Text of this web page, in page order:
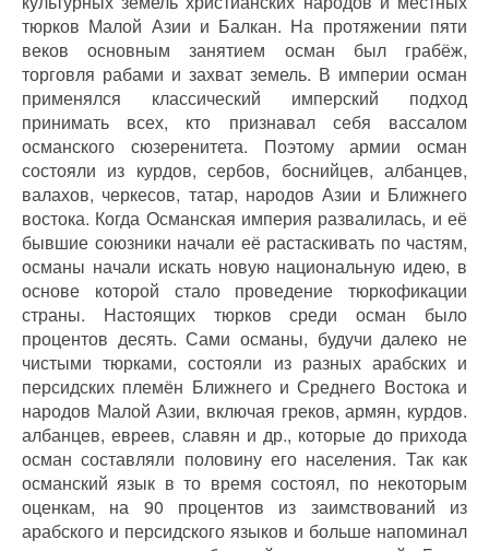
тюрков Малой Азии и Балкан. На протяжении пяти
веков основным занятием осман был грабёж,
торговля рабами и захват земель. В империи осман
применялся классический имперский подход
принимать всех, кто признавал себя вассалом
османского сюзеренитета. Поэтому армии осман
состояли из курдов, сербов, боснийцев, албанцев,
валахов, черкесов, татар, народов Азии и Ближнего
востока. Когда Османская империя развалилась, и её
бывшие союзники начали её растаскивать по частям,
османы начали искать новую национальную идею, в
основе которой стало проведение тюркофикации
страны. Настоящих тюрков среди осман было
процентов десять. Сами османы, будучи далеко не
чистыми тюрками, состояли из разных арабских и
персидских племён Ближнего и Среднего Востока и
народов Малой Азии, включая греков, армян, курдов.
албанцев, евреев, славян и др., которые до прихода
осман составляли половину его населения. Так как
османский язык в то время состоял, по некоторым
оценкам, на 90 процентов из заимствований из
арабского и персидского языков и больше напоминал